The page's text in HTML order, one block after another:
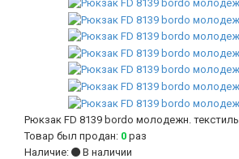
Рюкзак FD 8139 bordo молодежн. текстиль
Товар был продан: 0 раз
Наличие:
В наличии